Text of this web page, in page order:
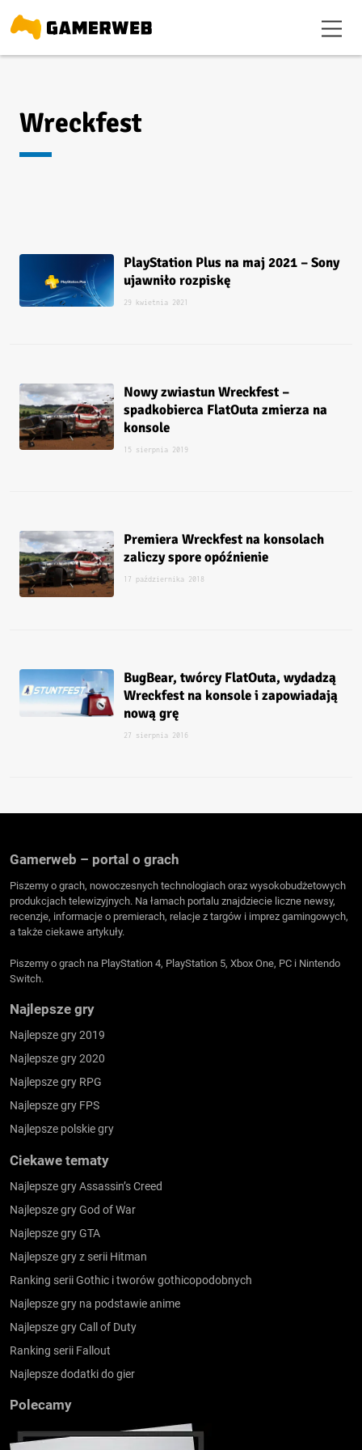
Wreckfest
PlayStation Plus na maj 2021 – Sony
ujawniło rozpiskę
29 kwietnia 2021
Nowy zwiastun Wreckfest –
spadkobierca FlatOuta zmierza na
konsole
15 sierpnia 2019
Premiera Wreckfest na konsolach
zaliczy spore opóźnienie
17 października 2018
BugBear, twórcy FlatOuta, wydadzą
Wreckfest na konsole i zapowiadają
nową grę
27 sierpnia 2016
Gamerweb – portal o grach
Piszemy o grach, nowoczesnych technologiach oraz wysokobudżetowych
produkcjach telewizyjnych. Na łamach portalu znajdziecie liczne newsy,
recenzje, informacje o premierach, relacje z targów i imprez gamingowych,
a także ciekawe artykuły.
Piszemy o grach na PlayStation 4, PlayStation 5, Xbox One, PC i Nintendo
Switch.
Najlepsze gry
Najlepsze gry 2019
Najlepsze gry 2020
Najlepsze gry RPG
Najlepsze gry FPS
Najlepsze polskie gry
Ciekawe tematy
Najlepsze gry Assassin’s Creed
Najlepsze gry God of War
Najlepsze gry GTA
Najlepsze gry z serii Hitman
Ranking serii Gothic i tworów gothicopodobnych
Najlepsze gry na podstawie anime
Najlepsze gry Call of Duty
Ranking serii Fallout
Najlepsze dodatki do gier
Polecamy